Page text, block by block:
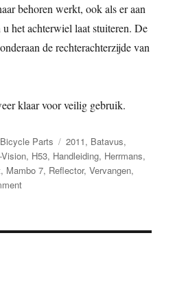
behoren werkt, ook als er aan
het achterwiel laat stuiteren. De
de rechterachterzijde van
klaar voor veilig gebruik.
Parts Tags
2011, Batavus,
Vision, H53, Handleiding, Herrmans,
, Mambo 7, Reflector,Vervangen,
on